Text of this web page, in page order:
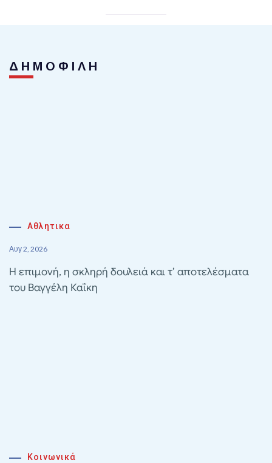
ΔΗΜΟΦΙΛΗ
Αθλητικα
Αυγ 2, 2026
Η επιμονή, η σκληρή δουλειά και τ’ αποτελέσματα
του Βαγγέλη Καΐκη
Κοινωνικά